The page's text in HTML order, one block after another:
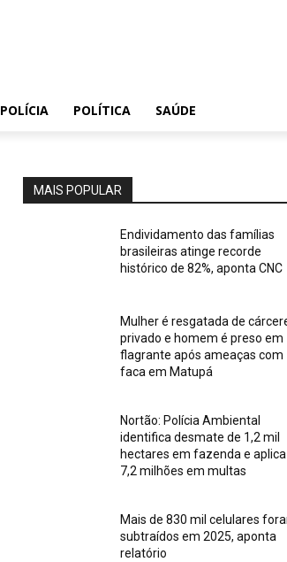
POLÍCIA POLÍTICA SAÚDE
MAIS POPULAR
Endividamento das famílias
brasileiras atinge recorde
histórico de 82%, aponta CNC
Mulher é resgatada de
privado e homem é preso em
flagrante após ameaças com
faca em Matupá
Nortão: Polícia Ambiental
identifica desmate de 1,2 mil
hectares em fazenda e aplica
7,2 milhões em multas
Mais de 830 mil celulares
subtraídos em 2025, aponta
relatório